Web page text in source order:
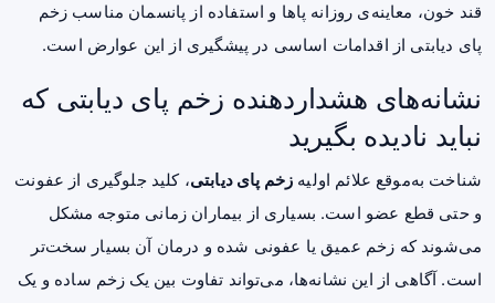
قند خون، معاینه‌ی روزانه پاها و استفاده از پانسمان مناسب زخم
پای دیابتی از اقدامات اساسی در پیشگیری از این عوارض است.
نشانه‌های هشداردهنده زخم پای دیابتی که
نباید نادیده بگیرید
شناخت به‌موقع علائم اولیه زخم پای دیابتی، کلید جلوگیری از عفونت
و حتی قطع عضو است. بسیاری از بیماران زمانی متوجه مشکل
می‌شوند که زخم عمیق یا عفونی شده و درمان آن بسیار سخت‌تر
است. آگاهی از این نشانه‌ها، می‌تواند تفاوت بین یک زخم ساده و یک